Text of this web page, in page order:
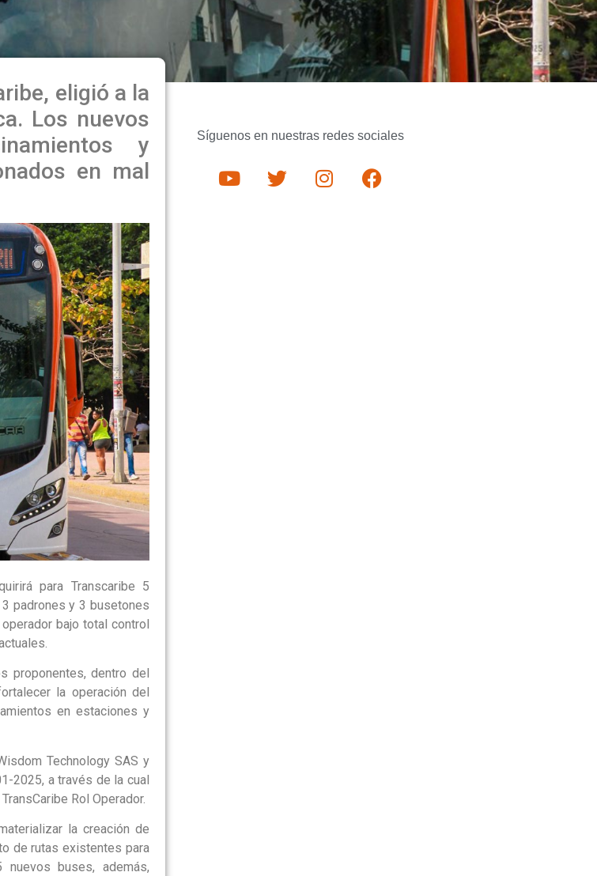
eligió a la
Los nuevos
y
en mal
para Transcaribe 5
padrones y 3 busetones
bajo total control
proponentes, dentro del
la operación del
en estaciones y
Technology SAS y
2025, a través de la cual
Rol Operador.
la creación de
de rutas existentes para
buses, además,
Síguenos en nuestras redes sociales